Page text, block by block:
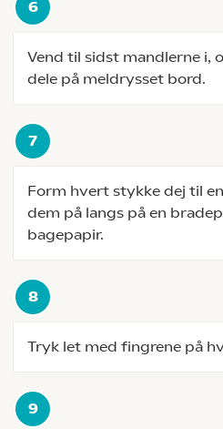
Vend til sidst mandlerne i,
dele på meldrysset bord.
Form hvert stykke dej til
dem på langs på en
bagepapir.
Tryk let med fingrene på